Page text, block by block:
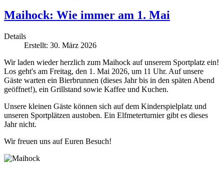
Maihock: Wie immer am 1. Mai
Details
Erstellt: 30. März 2026
Wir laden wieder herzlich zum Maihock auf unserem Sportplatz ein!
Los geht's am Freitag, den 1. Mai 2026, um 11 Uhr. Auf unsere
Gäste warten ein Bierbrunnen (dieses Jahr bis in den späten Abend
geöffnet!), ein Grillstand sowie Kaffee und Kuchen.
Unsere kleinen Gäste können sich auf dem Kinderspielplatz und
unseren Sportplätzen austoben. Ein Elfmeterturnier gibt es dieses
Jahr nicht.
Wir freuen uns auf Euren Besuch!